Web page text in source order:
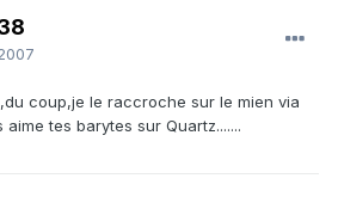
coup,je le raccroche sur le mien via
aime tes barytes sur Quartz.......